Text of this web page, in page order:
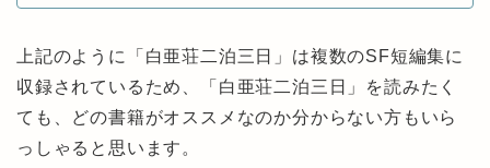
上記のように「白亜荘二泊三日」は複数のSF短編集に
収録されているため、「白亜荘二泊三日」を読みたく
ても、どの書籍がオススメなのか分からない方もいら
っしゃると思います。